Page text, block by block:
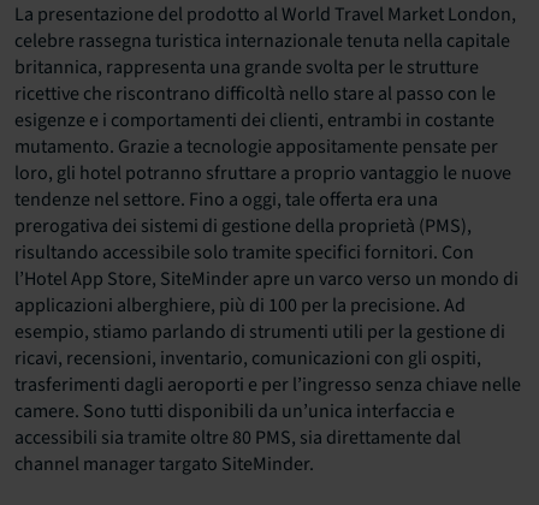
La presentazione del prodotto al World Travel Market London,
celebre rassegna turistica internazionale tenuta nella capitale
britannica, rappresenta una grande svolta per le strutture
ricettive che riscontrano difficoltà nello stare al passo con le
esigenze e i comportamenti dei clienti, entrambi in costante
mutamento. Grazie a tecnologie appositamente pensate per
loro, gli hotel potranno sfruttare a proprio vantaggio le nuove
tendenze nel settore. Fino a oggi, tale offerta era una
prerogativa dei sistemi di gestione della proprietà (PMS),
risultando accessibile solo tramite specifici fornitori. Con
l’Hotel App Store, SiteMinder apre un varco verso un mondo di
applicazioni alberghiere, più di 100 per la precisione. Ad
esempio, stiamo parlando di strumenti utili per la gestione di
ricavi, recensioni, inventario, comunicazioni con gli ospiti,
trasferimenti dagli aeroporti e per l’ingresso senza chiave nelle
camere. Sono tutti disponibili da un’unica interfaccia e
accessibili sia tramite oltre 80 PMS, sia direttamente dal
channel manager targato SiteMinder.